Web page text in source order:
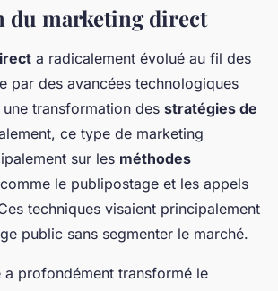
du marketing direct
a radicalement évolué au fil des
par des avancées technologiques
transformation des stratégies de
ce type de marketing
sur les méthodes
comme le publipostage et les appels
techniques visaient principalement
public sans segmenter le marché.
a profondément transformé le